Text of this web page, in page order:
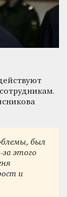
был
этого
и